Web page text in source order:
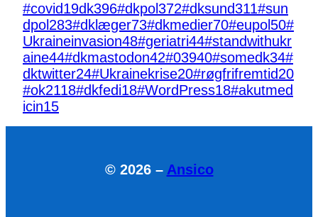
#covid19dk396#dkpol372#dksund311#sun
dpol 283#dklæger73#dkmedier70#eupol 50#
Ukraineinvasion48#geriatri44#standwithukr
aine44#dkmastodon42#03940#somedk34#
dktwitter24#Ukrainekrise20#røgfrifremtid20
#ok2118#dkfedi18#WordPress18#akutmed
icin15
© 2026 – Ansico